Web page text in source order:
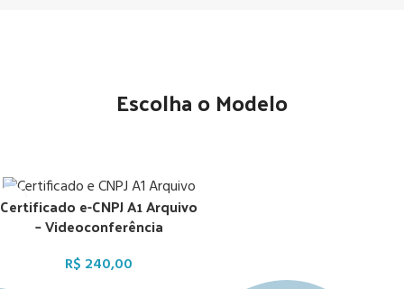
Escolha o Modelo
Certificado e-CNPJ A1 Arquivo
– Videoconferência
R$ 240,00